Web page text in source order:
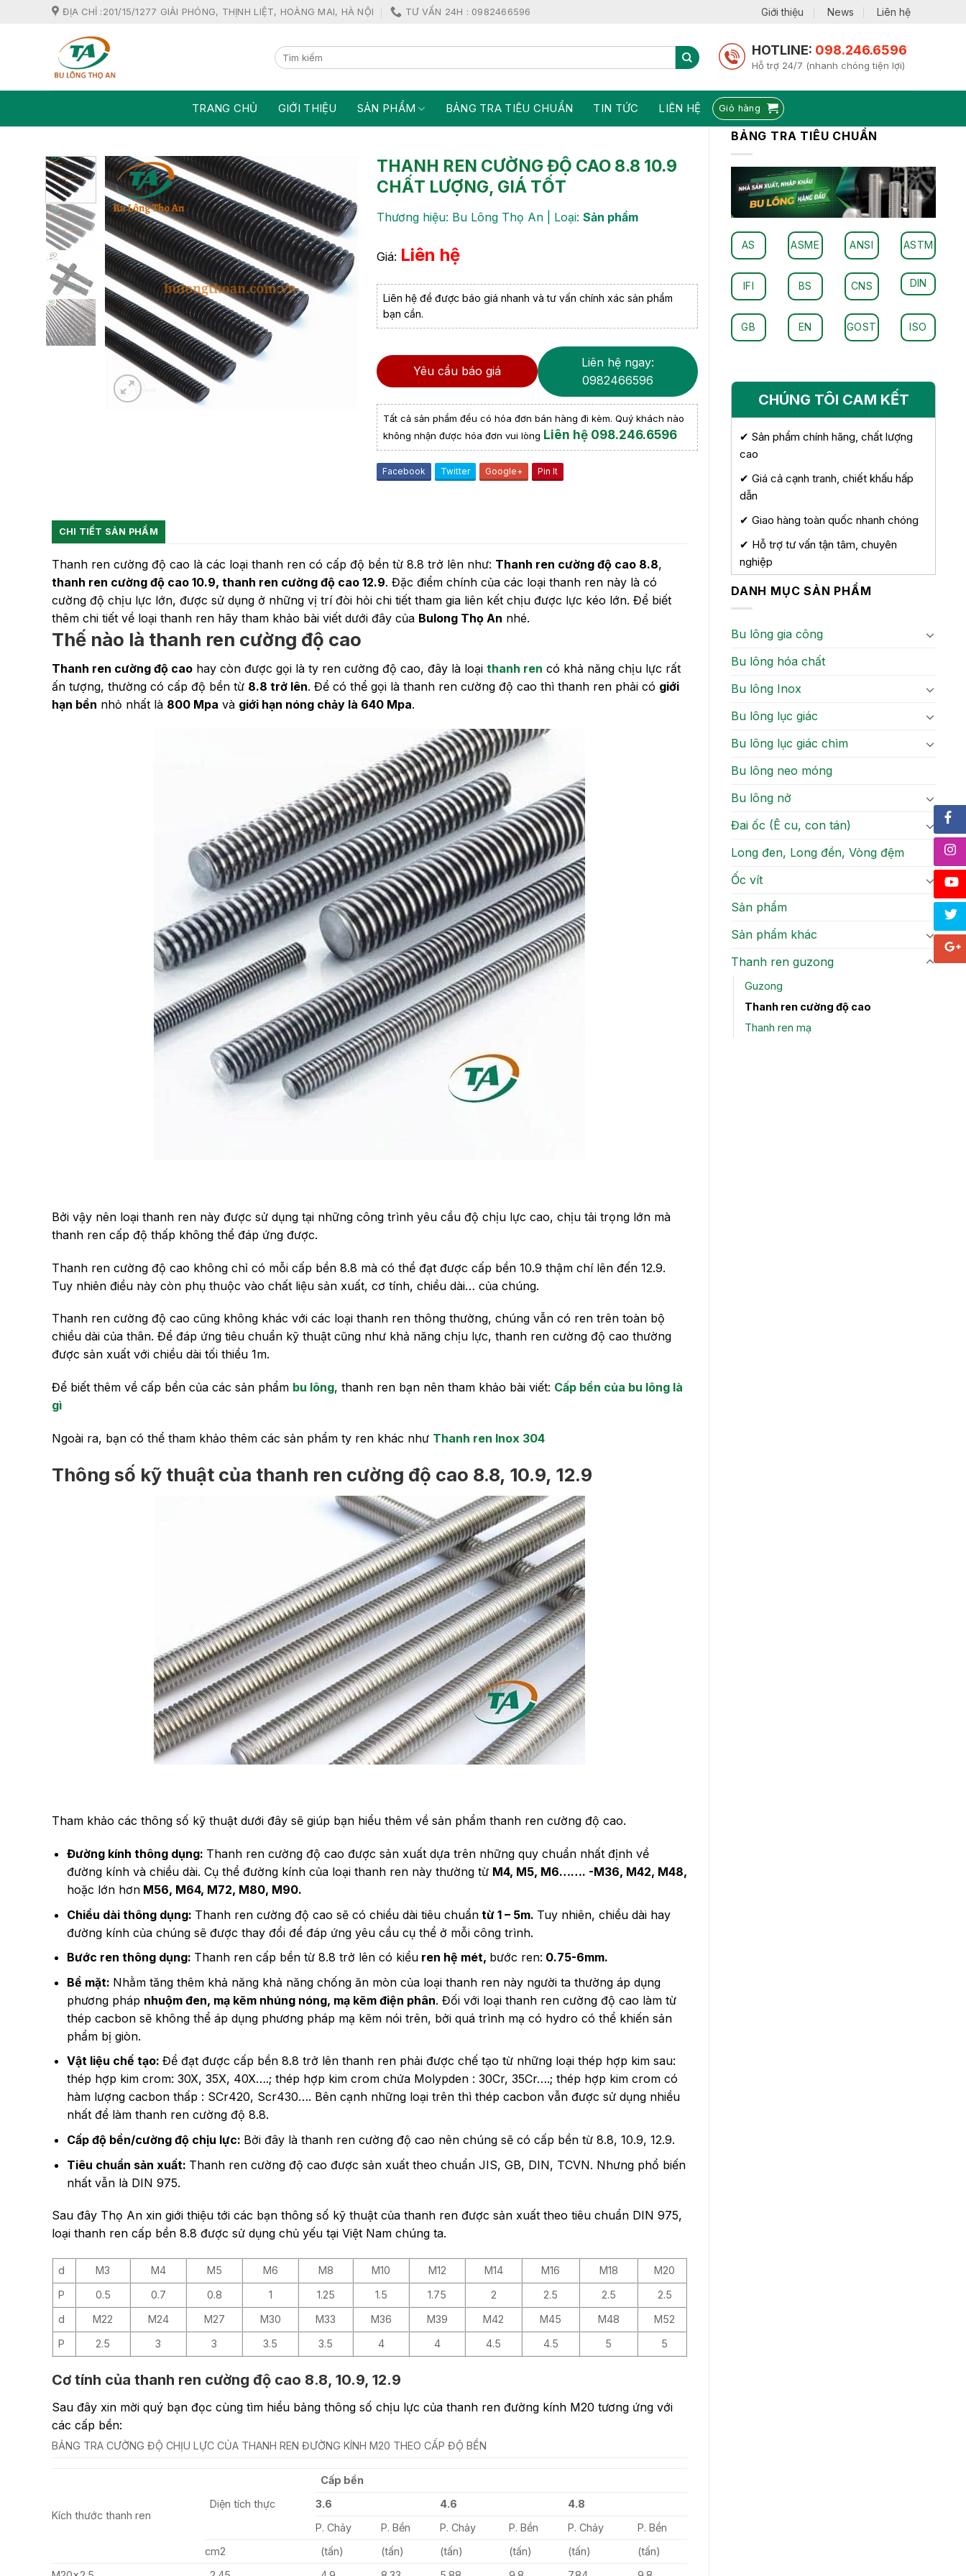
ĐỊA CHỈ :201/15/1277 GIẢI PHÓNG, THỊNH LIỆT, HOÀNG MAI, HÀ NỘI TƯ VẤN 24H : 0982466596 Giới thiệu News Liên hệ
HOTLINE: 098.246.6596
Hỗ trợ 24/7 (nhanh chóng tiện lợi)
TRANG CHỦ GIỚI THIỆU SẢN PHẨM BẢNG TRA TIÊU CHUẨN TIN TỨC LIÊN HỆ Giỏ hàng
BẢNG TRA TIÊU CHUẨN
AS ASME ANSI ASTM
IFI BS CNS DIN
GB EN GOST ISO
CHÚNG TÔI CAM KẾT
✔ Sản phẩm chính hãng, chất lượng
cao
✔ Giá cả cạnh tranh, chiết khấu hấp
dẫn
✔ Giao hàng toàn quốc nhanh chóng
✔ Hỗ trợ tư vấn tận tâm, chuyên
nghiệp
DANH MỤC SẢN PHẨM
Bu lông gia công
Bu lông hóa chất
Bu lông Inox
Bu lông lục giác
Bu lông lục giác chìm
Bu lông neo móng
Bu lông nở
Đai ốc (Ê cu, con tán)
Long đen, Long đền, Vòng đệm
Ốc vít
Sản phẩm
Sản phẩm khác
Thanh ren guzong
Guzong
Thanh ren cường độ cao
Thanh ren mạ
THANH REN CƯỜNG ĐỘ CAO 8.8 10.9
CHẤT LƯỢNG, GIÁ TỐT
Thương hiệu: Bu Lông Thọ An | Loại: Sản phẩm
Giá: Liên hệ
Liên hệ để được báo giá nhanh và tư vấn chính xác sản phẩm
bạn cần.
Yêu cầu báo giá
Liên hệ ngay:
0982466596
Tất cả sản phẩm đều có hóa đơn bán hàng đi kèm. Quý khách nào
không nhận được hóa đơn vui lòng Liên hệ 098.246.6596
Facebook Twitter Google+ Pin It
CHI TIẾT SẢN PHẨM
Thanh ren cường độ cao là các loại thanh ren có cấp độ bền từ 8.8 trở lên như: Thanh ren cường độ cao 8.8,
thanh ren cường độ cao 10.9, thanh ren cường độ cao 12.9. Đặc điểm chính của các loại thanh ren này là có
cường độ chịu lực lớn, được sử dụng ở những vị trí đòi hỏi chi tiết tham gia liên kết chịu được lực kéo lớn. Để biết
thêm chi tiết về loại thanh ren hãy tham khảo bài viết dưới đây của Bulong Thọ An nhé.
Thế nào là thanh ren cường độ cao
Thanh ren cường độ cao hay còn được gọi là ty ren cường độ cao, đây là loại thanh ren có khả năng chịu lực rất
ấn tượng, thường có cấp độ bền từ 8.8 trở lên. Để có thể gọi là thanh ren cường độ cao thì thanh ren phải có giới
hạn bền nhỏ nhất là 800 Mpa và giới hạn nóng chảy là 640 Mpa.
Bởi vậy nên loại thanh ren này được sử dụng tại những công trình yêu cầu độ chịu lực cao, chịu tải trọng lớn mà
thanh ren cấp độ thấp không thể đáp ứng được.
Thanh ren cường độ cao không chỉ có mỗi cấp bền 8.8 mà có thể đạt được cấp bền 10.9 thậm chí lên đến 12.9.
Tuy nhiên điều này còn phụ thuộc vào chất liệu sản xuất, cơ tính, chiều dài… của chúng.
Thanh ren cường độ cao cũng không khác với các loại thanh ren thông thường, chúng vẫn có ren trên toàn bộ
chiều dài của thân. Để đáp ứng tiêu chuẩn kỹ thuật cũng như khả năng chịu lực, thanh ren cường độ cao thường
được sản xuất với chiều dài tối thiểu 1m.
Để biết thêm về cấp bền của các sản phẩm bu lông, thanh ren bạn nên tham khảo bài viết: Cấp bền của bu lông là
gì
Ngoài ra, bạn có thể tham khảo thêm các sản phẩm ty ren khác như Thanh ren Inox 304
Thông số kỹ thuật của thanh ren cường độ cao 8.8, 10.9, 12.9
Tham khảo các thông số kỹ thuật dưới đây sẽ giúp bạn hiểu thêm về sản phẩm thanh ren cường độ cao.
Đường kính thông dụng: Thanh ren cường độ cao được sản xuất dựa trên những quy chuẩn nhất định về
đường kính và chiều dài. Cụ thể đường kính của loại thanh ren này thường từ M4, M5, M6……. -M36, M42, M48,
hoặc lớn hơnM56, M64, M72, M80, M90.
Chiều dài thông dụng: Thanh ren cường độ cao sẽ có chiều dài tiêu chuẩntừ 1 – 5m. Tuy nhiên, chiều dài hay
đường kính của chúng sẽ được thay đổi để đáp ứng yêu cầu cụ thể ở mỗi công trình.
Bước ren thông dụng: Thanh ren cấp bền từ 8.8 trở lên có kiểuren hệ mét, bước ren: 0.75-6mm.
Bề mặt: Nhằm tăng thêm khả năng khả năng chống ăn mòn của loại thanh ren này người ta thường áp dụng
phương pháp nhuộm đen, mạ kẽm nhúng nóng, mạ kẽm điện phân. Đối với loại thanh ren cường độ cao làm từ
thép cacbon sẽ không thể áp dụng phương pháp mạ kẽm nói trên, bởi quá trình mạ có hydro có thể khiến sản
phẩm bị giòn.
Vật liệu chế tạo: Để đạt được cấp bền 8.8 trở lên thanh ren phải được chế tạo từ những loại thép hợp kim sau:
thép hợp kim crom: 30X, 35X, 40X….; thép hợp kim crom chứa Molypden : 30Cr, 35Cr….; thép hợp kim crom có
hàm lượng cacbon thấp : SCr420, Scr430…. Bên cạnh những loại trên thì thép cacbon vẫn được sử dụng nhiều
nhất để làm thanh ren cường độ 8.8.
Cấp độ bền/cường độ chịu lực: Bởi đây là thanh ren cường độ cao nên chúng sẽ có cấp bền từ 8.8, 10.9, 12.9.
Tiêu chuẩn sản xuất: Thanh ren cường độ cao được sản xuất theo chuẩn JIS, GB, DIN, TCVN. Nhưng phổ biến
nhất vẫn là DIN 975.
Sau đây Thọ An xin giới thiệu tới các bạn thông số kỹ thuật của thanh ren được sản xuất theo tiêu chuẩn DIN 975,
loại thanh ren cấp bền 8.8 được sử dụng chủ yếu tại Việt Nam chúng ta.
d M3 M4 M5 M6 M8 M10 M12 M14 M16 M18
M20
P
0.5 0.7 0.8 1 1.25 1.5 1.75 2 2.5 2.5
2.5
d
M22 M24 M27 M30 M33 M36 M39 M42 M45 M48
M52
P
2.5 3 3 3.5 3.5 4 4 4.5 4.5 5 5
Cơ tính của thanh ren cường độ cao 8.8, 10.9, 12.9
Sau đây xin mời quý bạn đọc cùng tìm hiểu bảng thông số chịu lực của thanh ren đường kính M20 tương ứng với
các cấp bền:
BẢNG TRA CƯỜNG ĐỘ CHỊU LỰC CỦA THANH REN ĐƯỜNG KÍNH M20 THEO CẤP ĐỘ BỀN
Kích thước thanh ren
Diện tích thực
Cấp bền
3.6
4.6
4.8
P. Chảy
P. Bền P. Chảy P. Bền P. Chảy
P. Bền
cm2
(tấn) (tấn) (tấn) (tấn) (tấn)
(tấn)